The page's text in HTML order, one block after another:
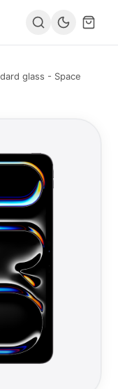
glass - Space